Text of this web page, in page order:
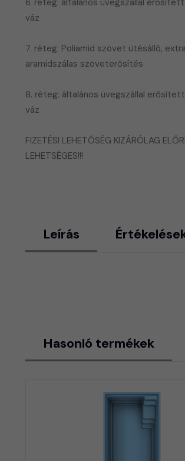
váz
7. réteg: Poliamid szövet ütésálló,
aramidszálas szöveterősítés
​8. réteg: általános üvegszállal
váz
FIZETÉSI LEHETŐSÉG KIZÁRÓLAG
LEHETSÉGES!!!
Leírás
Hasonló termékek